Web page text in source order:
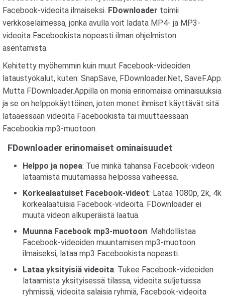
Facebook-videoita ilmaiseksi. FDownloader toimii
verkkoselaimessa, jonka avulla voit ladata MP4- ja MP3-
videoita Facebookista nopeasti ilman ohjelmiston
asentamista.
Kehitetty myöhemmin kuin muut Facebook-videoiden
lataustyökalut, kuten: SnapSave, FDownloader.Net, SaveF.App.
Mutta FDownloader.Appilla on monia erinomaisia ​​ominaisuuksia
ja se on helppokäyttöinen, joten monet ihmiset käyttävät sitä
lataaessaan videoita Facebookista tai muuttaessaan
Facebookia mp3-muotoon.
FDownloader erinomaiset ominaisuudet
Helppo ja nopea: Tue minkä tahansa Facebook-videon
lataamista muutamassa helpossa vaiheessa.
Korkealaatuiset Facebook-videot: Lataa 1080p, 2k, 4k
korkealaatuisia Facebook-videoita. FDownloader ei
muuta videon alkuperäistä laatua.
Muunna Facebook mp3-muotoon: Mahdollistaa
Facebook-videoiden muuntamisen mp3-muotoon
ilmaiseksi, lataa mp3 Facebookista nopeasti.
Lataa yksityisiä videoita: Tukee Facebook-videoiden
lataamista yksityisessä tilassa, videoita suljetuissa
ryhmissä, videoita salaisia ​​ryhmiä, Facebook-videoita